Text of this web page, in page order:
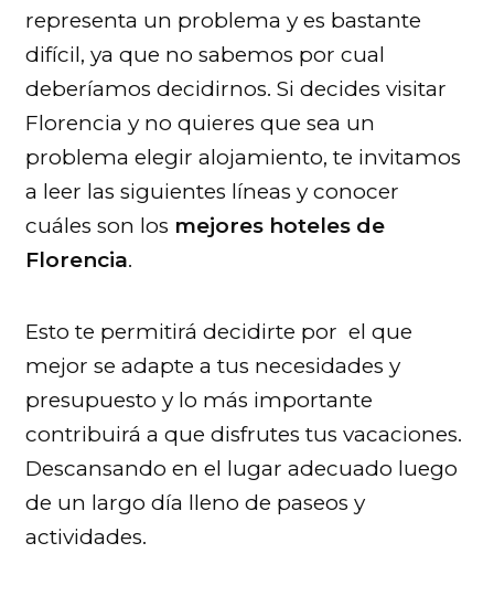
representa un problema y es bastante
difícil, ya que no sabemos por cual
deberíamos decidirnos. Si decides visitar
Florencia y no quieres que sea un
problema elegir alojamiento, te invitamos
a leer las siguientes líneas y conocer
cuáles son los mejores hoteles de
Florencia.
Esto te permitirá decidirte por el que
mejor se adapte a tus necesidades y
presupuesto y lo más importante
contribuirá a que disfrutes tus vacaciones.
Descansando en el lugar adecuado luego
de un largo día lleno de paseos y
actividades.